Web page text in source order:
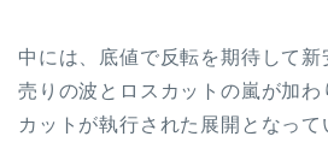
中には、底値で反転を期待して
売りの波とロスカットの嵐が加わ
カットが執行された展開となって